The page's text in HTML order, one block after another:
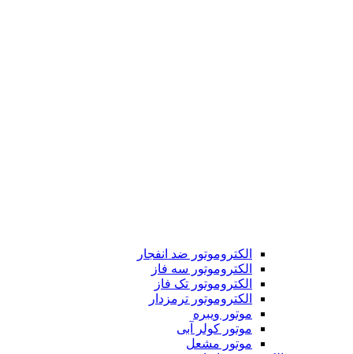
الکتروموتور ضد انفجار
الکتروموتور سه فاز
الکتروموتور تک فاز
الکتروموتور ترمزدار
موتور ویبره
موتور کولر آبی
موتور مشعل